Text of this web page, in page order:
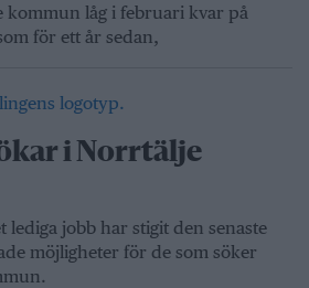
kommun låg i februari kvar på
för ett år sedan,
i Norrtälje
lediga jobb har stigit den senaste
möjligheter för de som söker